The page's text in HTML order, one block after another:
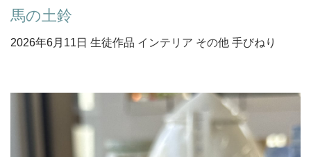
馬の土鈴
2026年6月11日 生徒作品 インテリア その他 手びねり